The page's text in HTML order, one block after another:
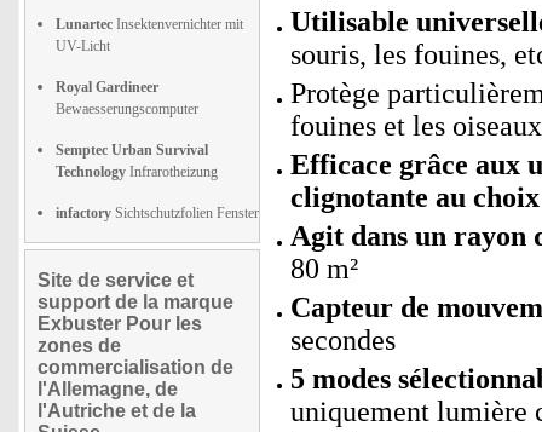
Lunartec Insektenvernichter mit
UV-Licht
Royal Gardineer
Bewaesserungscomputer
Semptec Urban Survival
Technology Infrarotheizung
infactory Sichtschutzfolien Fenster
Site de service et
support de la marque
Exbuster Pour les
zones de
commercialisation de
l'Allemagne, de
l'Autriche et de la
Utilisable
souris, les fouines,
Protège
fouines et les oiseaux
Efficace grâce aux
clignotante au choix
Agit dans un rayon
80 m²
Capteur de
secondes
5 modes
uniquement lumière